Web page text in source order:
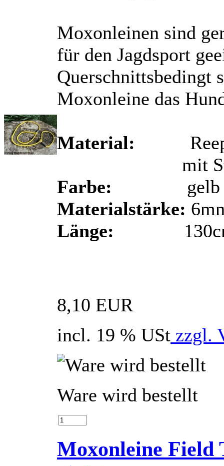
Moxonleinen sind
für den Jagdsport
Querschnittsbedingt
Moxonleine das
Material: Reep-
mit Stop
Farbe:
gelb
Materialstärke:
Länge:
8,10 EUR
incl. 19 % USt zzgl.
Ware wird bestellt
Moxonleine Field